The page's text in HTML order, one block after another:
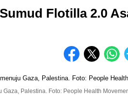
Flotilla 2.0
Palestina. Foto: People Health